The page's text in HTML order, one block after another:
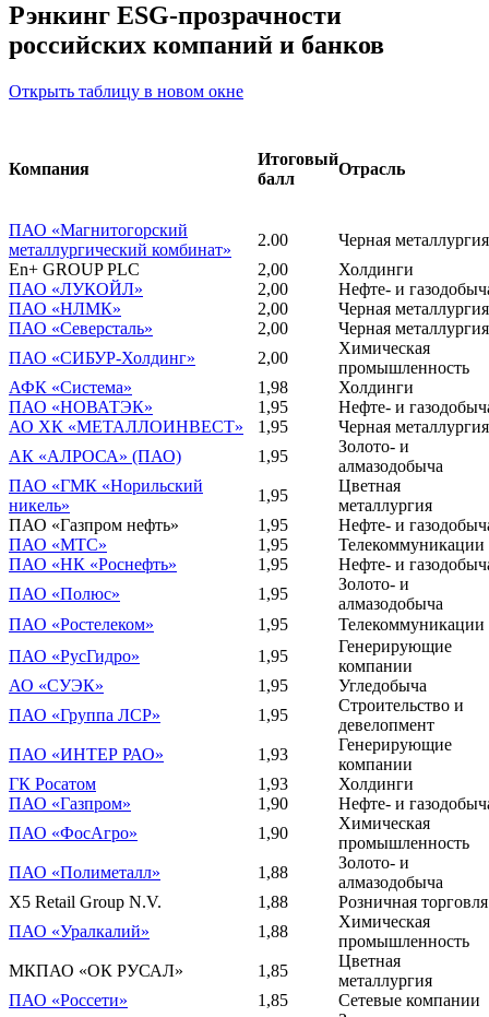
Рэнкинг ESG-прозрачности
российских компаний и банков
Открыть таблицу в новом окне
Компания
Итоговый
балл
Отрасль
ПАО «Магнитогорский
металлургический комбинат»
2.00
Черная металлургия
En+ GROUP PLC
2,00
Холдинги
ПАО «ЛУКОЙЛ»
2,00
Нефте- и
ПАО «НЛМК»
2,00
Черная металлургия
ПАО «Северсталь»
2,00
Черная металлургия
ПАО «СИБУР-Холдинг»
2,00
Химическая
промышленность
АФК «Система»
1,98
Холдинги
ПАО «НОВАТЭК»
1,95
Нефте- и
АО ХК «МЕТАЛЛОИНВЕСТ»
1,95
Черная металлургия
АК «АЛРОСА» (ПАО)
1,95
Золото- и
алмазодобыча
ПАО «ГМК «Норильский
никель»
1,95
Цветная
металлургия
ПАО «Газпром нефть»
1,95
Нефте- и
ПАО «МТС»
1,95
Телекоммуникации
ПАО «НК «Роснефть»
1,95
Нефте- и
ПАО «Полюс»
1,95
Золото- и
алмазодобыча
ПАО «Ростелеком»
1,95
Телекоммуникации
ПАО «РусГидро»
1,95
Генерирующие
компании
АО «СУЭК»
1,95
Угледобыча
ПАО «Группа ЛСР»
1,95
Строительство и
девелопмент
ПАО «ИНТЕР РАО»
1,93
Генерирующие
компании
ГК Росатом
1,93
Холдинги
ПАО «Газпром»
1,90
Нефте- и
ПАО «ФосАгро»
1,90
Химическая
промышленность
ПАО «Полиметалл»
1,88
Золото- и
алмазодобыча
X5 Retail Group N.V.
1,88
Розничная торговля
ПАО «Уралкалий»
1,88
Химическая
промышленность
МКПАО «ОК РУСАЛ»
1,85
Цветная
металлургия
ПАО «Россети»
1,85
Сетевые компании